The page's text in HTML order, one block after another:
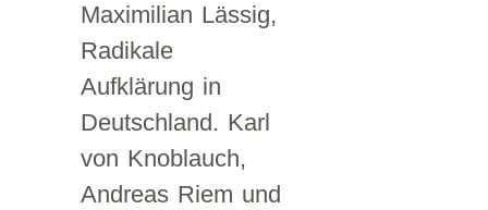
Maximilian Lässig,
Radikale
Aufklärung in
Deutschland. Karl
von Knoblauch,
Andreas Riem und